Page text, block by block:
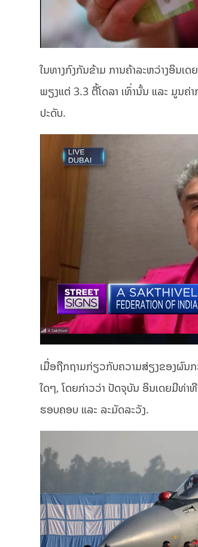
ໃນທາງກົງກັນຂ້າມ ການຄ້າລະຫວ່າງອິນເ
ພຽງແຕ່ 3.3 ຕື້ໂດລາ ເທົ່ານັ້ນ ແລະ ມູນຄ່
ປະດັບ.
ເມື່ອຖືກຖາມກ່ຽວກັບຄວາມສ່ຽງຂອງຜົນກ
ໃດໆ, ໂດຍ​ກ່າວ​ວ່າ ປັດຈຸ​ບັນ ອິນ​ເດຍມີ​ທ່າ​ທີ​
ຮອບຄອບ ແລະ ລະມັດລະວັງ.